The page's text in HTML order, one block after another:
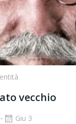
vecchio
- Giu 3